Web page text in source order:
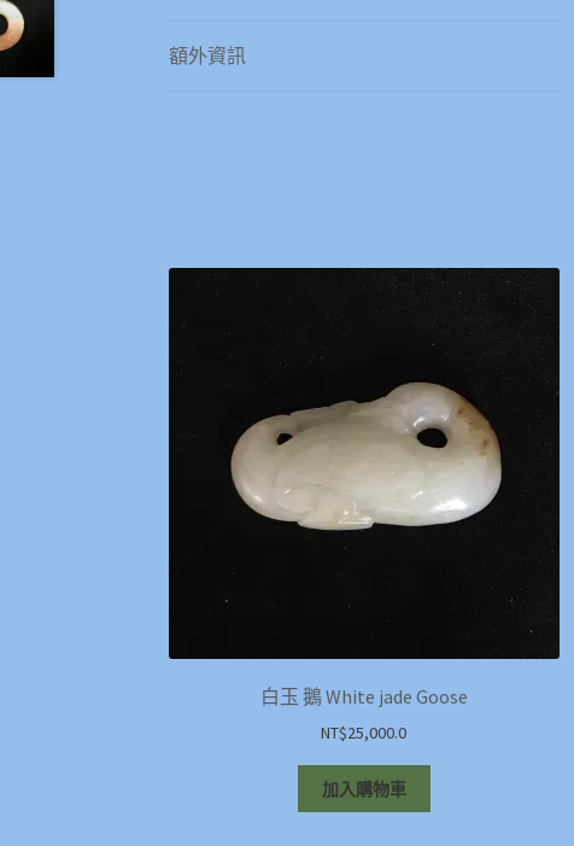
額外資訊
白玉 鵝 White jade Goose
NT$25,000.0
加入購物車